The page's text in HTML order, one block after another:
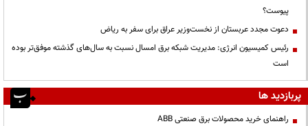
پیوست؟
دعوت مجدد عربستان از نخست‌وزیر عراق برای سفر به ریاض
رئیس کمیسیون انرژی: مدیریت شبکه برق امسال نسبت به سال‌های گذشته موفق‌تر بوده
است
پربازدید ها
راهنمای خرید محصولات برق صنعتی ABB